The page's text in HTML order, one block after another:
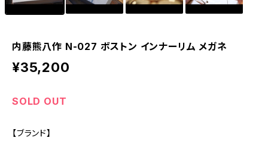
内藤熊八作 N-027 ボストン インナーリム メガネ
¥35,200
SOLD OUT
【ブランド】